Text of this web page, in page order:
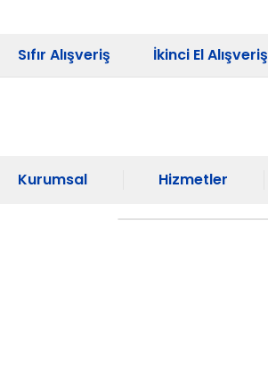
Sıfır Alışveriş İkinci El Alışveriş
Kurumsal Hizmetler